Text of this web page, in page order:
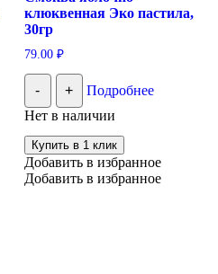
клюквенная Эко пастила,
30гр
79.00 ₽
- +
Подробнее
Нет в наличии
Купить в 1 клик
Добавить в избранное
Добавить в избранное